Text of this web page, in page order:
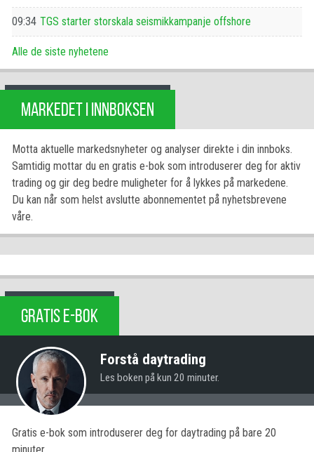
09:34 TGS starter storskala seismikkampanje offshore
Alle de siste nyhetene
MARKEDET I INNBOKSEN
Motta aktuelle markedsnyheter og analyser direkte i din innboks.
Samtidig mottar du en gratis e-bok som introduserer deg for aktiv
trading og gir deg bedre muligheter for å lykkes på markedene.
Du kan når som helst avslutte abonnementet på nyhetsbrevene
våre.
GRATIS E-BOK
Forstå daytrading
Les boken på kun 20 minuter.
Gratis e-bok som introduserer deg for daytrading på bare 20